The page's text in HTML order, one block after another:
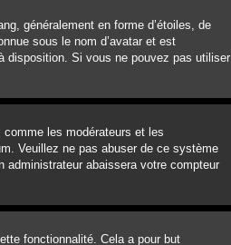
généralement en forme d’étoiles, de
sous le nom d’avatar et est
disposition. Si vous ne pouvez pas utiliser
les modérateurs et les
Veuillez ne pas abuser de ce système
administrateur abaissera votre compteur
fonctionnalité. Cela a pour but